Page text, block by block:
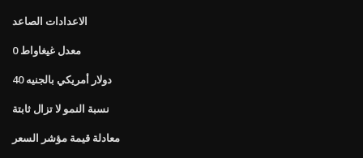
الاعدادات الصاعد
0 معدل غيغاواط
40 دولار أمريكي بالجنيه
نسبة النمو لا تزال ثابتة
معادلة قيمة مؤشر السعر